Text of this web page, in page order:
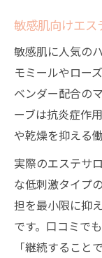
敏感肌向けエス
敏感肌に人気の
モミールやロー
ベンダー配合の
ーブは抗炎症作
や乾燥を抑える
実際のエステサ
な低刺激タイプ
担を最小限に抑
です。口コミで
「継続すること